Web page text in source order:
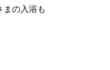
まの入浴も